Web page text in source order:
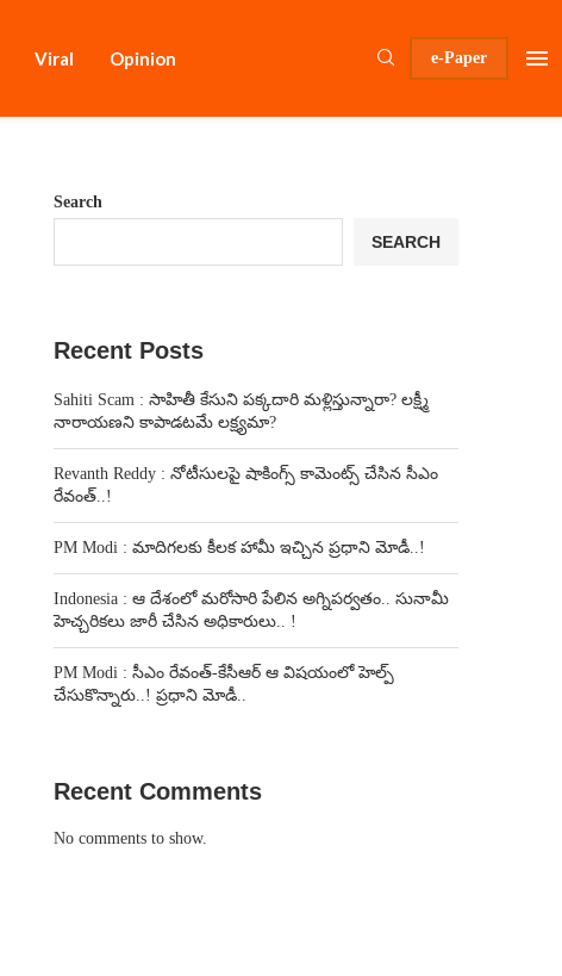
Viral Opinion e-Paper
Search
SEARCH
Recent Posts
Sahiti Scam : సాహితీ కేసుని పక్కదారి మళ్లిస్తున్నారా? లక్ష్మీ
నారాయణని కాపాడటమే లక్ష్యమా?
Revanth Reddy : నోటీసులపై షాకింగ్స్ కామెంట్స్ చేసిన సీఎం
రేవంత్..!
PM Modi : మాదిగలకు కీలక హామీ ఇచ్చిన ప్రధాని మోడీ..!
Indonesia : ఆ దేశంలో మరోసారి పేలిన అగ్నిపర్వతం.. సునామీ
హెచ్చరికలు జారీ చేసిన అధికారులు.. !
PM Modi : సీఎం రేవంత్-కేసీఆర్ ఆ విషయంలో హెల్ప్
చేసుకొన్నారు..! ప్రధాని మోడీ..
Recent Comments
No comments to show.